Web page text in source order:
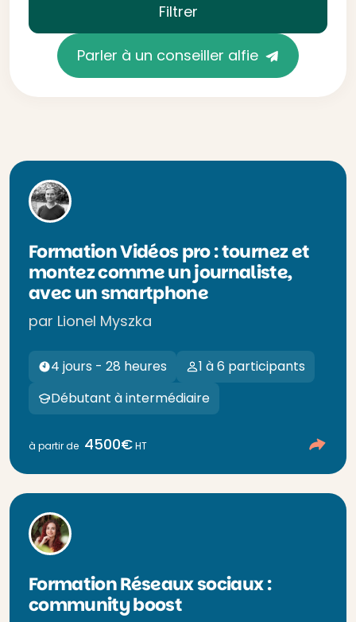
Filtrer
Parler à un conseiller alfie
Formation Vidéos pro : tournez et
montez comme un journaliste,
avec un smartphone
par Lionel Myszka
4 jours - 28 heures
1 à 6 participants
Débutant à intermédiaire
à partir de 4500€HT
Formation Réseaux sociaux :
community boost